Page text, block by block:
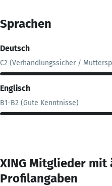
Sprachen
Deutsch
C2 (Verhandlungssicher /
Englisch
B1-B2 (Gute Kenntnisse)
XING Mitglieder mit
Profilangaben